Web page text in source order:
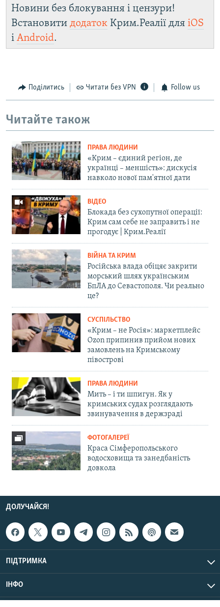
Новини без блокування і цензури!
Встановити додаток Крим.Реалії для iOS
і Android.
Поділитись Читати без VPN Follow us
Читайте також
ПРАВА ЛЮДИНИ
«Крим – єдиний регіон, де
українці – меншість»: дискусія
навколо нової пам'ятної дати
ВІДЕО
Блокада без сухопутної операції:
Крим сам себе не заправить і не
прогодує | Крим.Реалії
ВІЙНА ТА КРИМ
Російська влада обіцяє закрити
морський шлях українським
БпЛА до Севастополя. Чи реально
це?
СУСПІЛЬСТВО
«Крим – не Росія»: маркетплейс
Ozon припинив прийом нових
замовлень на Кримському
півострові
ПРАВА ЛЮДИНИ
Мить – і ти шпигун. Як у
кримських судах розглядають
звинувачення в держзраді
ФОТОГАЛЕРЕЇ
Краса Сімферопольського
водосховища та занедбаність
довкола
ДОЛУЧАЙСЯ!
ПІДТРИМКА
ІНФО